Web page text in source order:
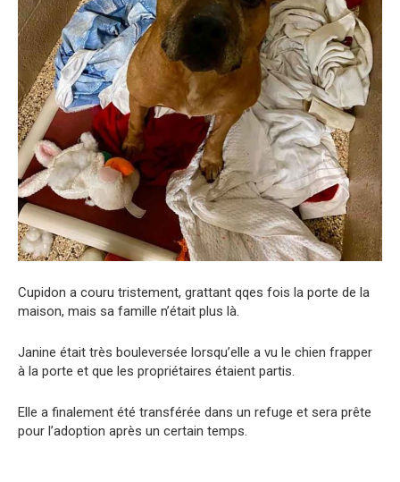
Cupidon a couru tristement, grattant qqes fois la porte de la
maison, mais sa famille n’était plus là.
Janine était très bouleversée lorsqu’elle a vu le chien frapper
à la porte et que les propriétaires étaient partis.
Elle a finalement été transférée dans un refuge et sera prête
pour l’adoption après un certain temps.